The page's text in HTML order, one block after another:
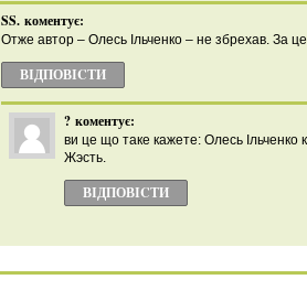
SS. коментує:
Отже автор – Олесь Ільченко – не збрехав. За
ВІДПОВІCТИ
? коментує:
ви це що таке кажете: Олесь Ільченко
Жэсть.
ВІДПОВІCТИ